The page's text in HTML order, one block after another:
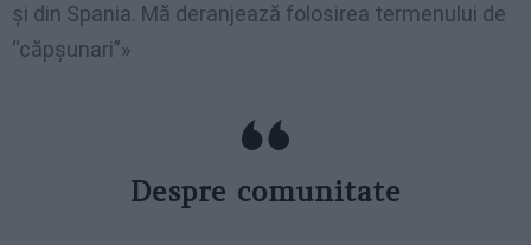
și din Spania. Mă deranjează folosirea termenului de
“căpșunari”»
Despre comunitate